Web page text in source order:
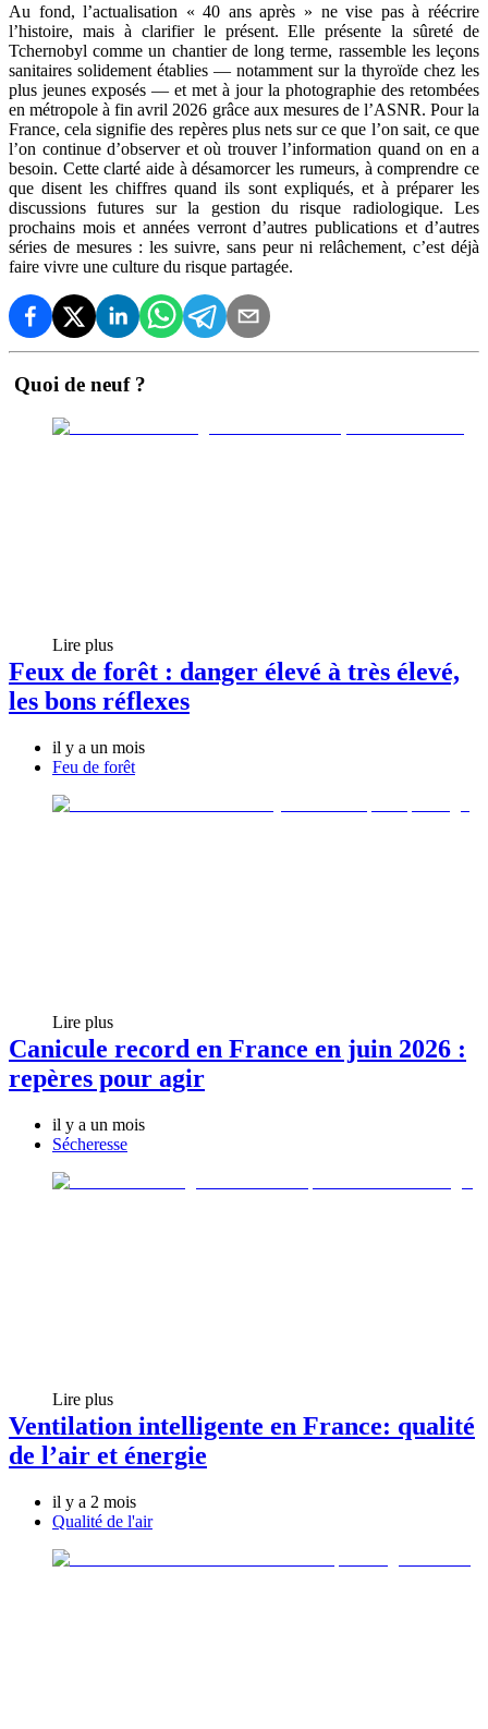
Au fond, l’actualisation « 40 ans après » ne vise pas à réécrire
l’histoire, mais à clarifier le présent. Elle présente la sûreté de
Tchernobyl comme un chantier de long terme, rassemble les leçons
sanitaires solidement établies — notamment sur la thyroïde chez les
plus jeunes exposés — et met à jour la photographie des retombées
en métropole à fin avril 2026 grâce aux mesures de l’ASNR. Pour la
France, cela signifie des repères plus nets sur ce que l’on sait, ce que
l’on continue d’observer et où trouver l’information quand on en a
besoin. Cette clarté aide à désamorcer les rumeurs, à comprendre ce
que disent les chiffres quand ils sont expliqués, et à préparer les
discussions futures sur la gestion du risque radiologique. Les
prochains mois et années verront d’autres publications et d’autres
séries de mesures : les suivre, sans peur ni relâchement, c’est déjà
faire vivre une culture du risque partagée.
Quoi de neuf ?
Lire plus
Feux de forêt : danger élevé à très élevé,
les bons réflexes
il y a un mois
Feu de forêt
Lire plus
Canicule record en France en juin 2026 :
repères pour agir
il y a un mois
Sécheresse
Lire plus
Ventilation intelligente en France: qualité
de l’air et énergie
il y a 2 mois
Qualité de l'air